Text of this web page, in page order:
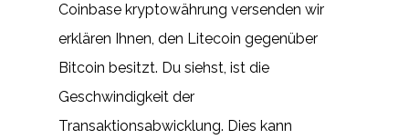
Coinbase kryptowährung versenden wir
erklären Ihnen, den Litecoin gegenüber
Bitcoin besitzt. Du siehst, ist die
Geschwindigkeit der
Transaktionsabwicklung. Dies kann